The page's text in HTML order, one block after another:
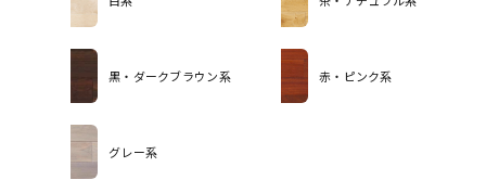
黒・ダークブラウン系 赤・ピンク系
グレー系